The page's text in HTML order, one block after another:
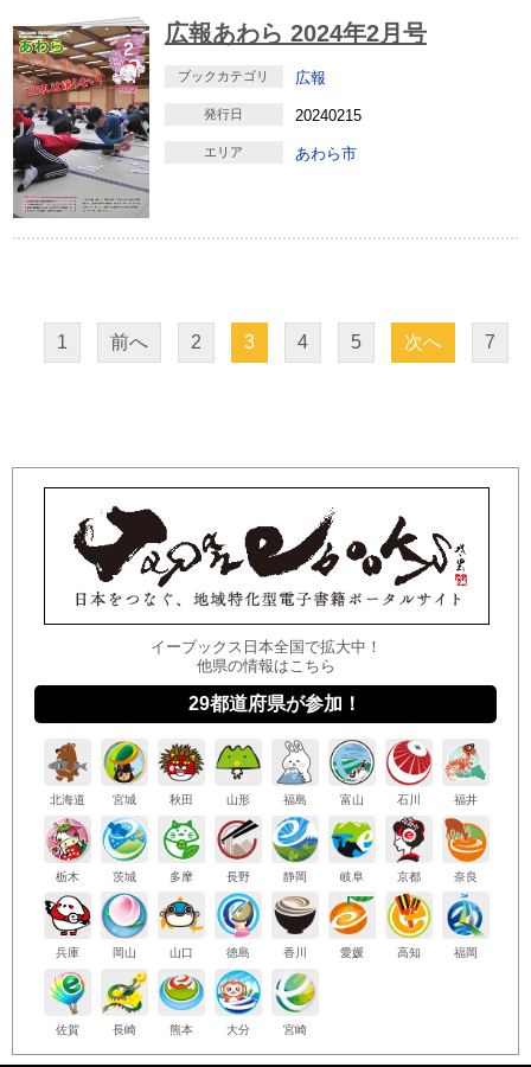
広報あわら 2024年2月号
ブックカテゴリ 広報
発行日 20240215
エリア あわら市
1 前へ 2 3 4 5 次へ 7
イーブックス日本全国で拡大中！
他県の情報はこちら
29都道府県が参加！
北海道 宮城 秋田 山形 福島 富山 石川 福井
栃木 茨城 多摩 長野 静岡 岐阜 京都 奈良
兵庫 岡山 山口 徳島 香川 愛媛 高知 福岡
佐賀 長崎 熊本 大分 宮崎